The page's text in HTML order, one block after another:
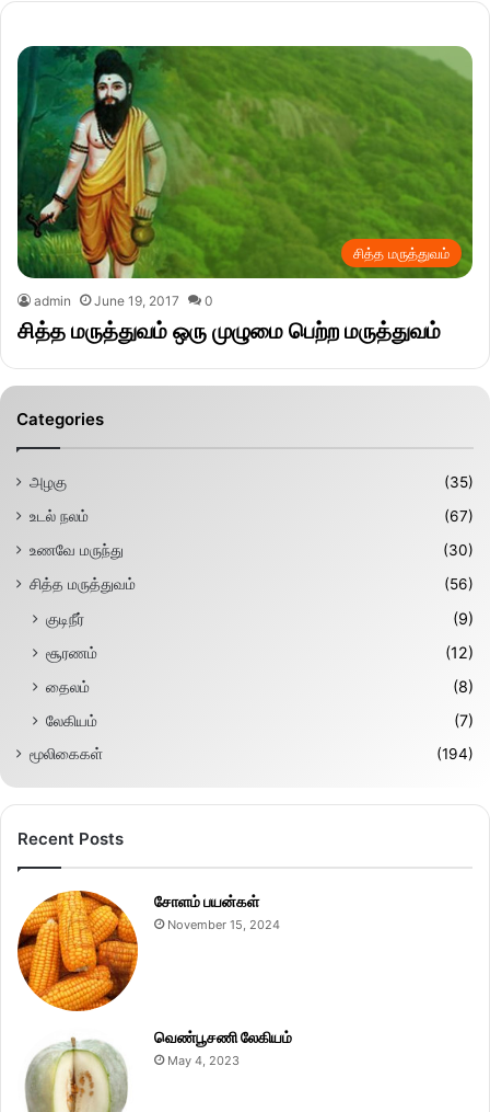
சித்த மருத்துவம்
admin June 19, 2017 0
சித்த மருத்துவம் ஒரு முழுமை பெற்ற மருத்துவம்
Categories
அழகு
(35)
உடல் நலம்
(67)
உணவே மருந்து
(30)
சித்த மருத்துவம்
(56)
குடிநீர்
(9)
சூரணம்
(12)
தைலம்
(8)
லேகியம்
(7)
மூலிகைகள் (194)
Recent Posts
சோளம் பயன்கள்
November 15, 2024
வெண்பூசணி லேகியம்
May 4, 2023